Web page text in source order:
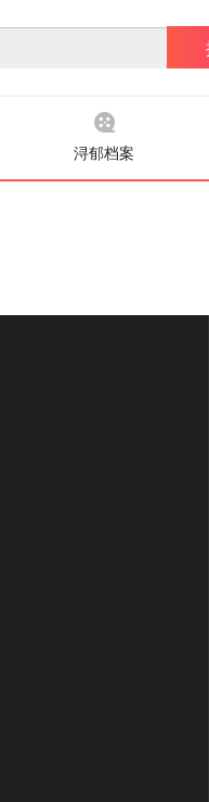
浔郁档案